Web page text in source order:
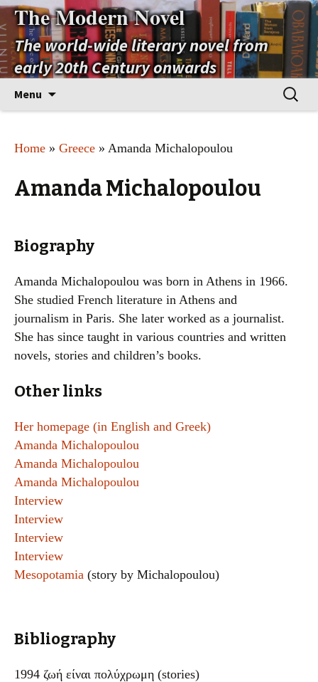
The Modern Novel
The world-wide literary novel from
early 20th Century onwards
Menu
Search
for:
Home » Greece » Amanda Michalopoulou
Amanda Michalopoulou
Biography
Amanda Michalopoulou was born in Athens in 1966.
She studied French literature in Athens and
journalism in Paris. She later worked as a journalist.
She has since taught in various countries and written
novels, stories and children’s books.
Other links
Her homepage (in English and Greek)
Amanda Michalopoulou
Amanda Michalopoulou
Amanda Michalopoulou
Interview
Interview
Interview
Interview
Mesopotamia (story by Michalopoulou)
Bibliography
1994 ζωή είναι πολύχρωμη (stories)